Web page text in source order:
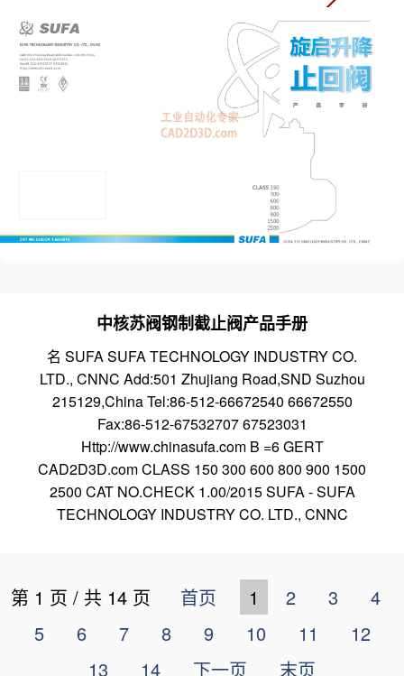
中核苏阀钢制截止阀产品手册
名 SUFA SUFA TECHNOLOGY INDUSTRY CO.
LTD., CNNC Add:501 Zhujiang Road,SND Suzhou
215129,China Tel:86-512-66672540 66672550
Fax:86-512-67532707 67523031
Http://www.chinasufa.com B =6 GERT
CAD2D3D.com CLASS 150 300 600 800 900 1500
2500 CAT NO.CHECK 1.00/2015 SUFA - SUFA
TECHNOLOGY INDUSTRY CO. LTD., CNNC
第 1 页 / 共 14 页 首页 1 2 3
4
5
6 7 8 9 10 11
12
13
14 下一页 末页